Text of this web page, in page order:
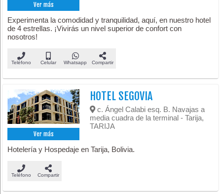
Ver más
Experimenta la comodidad y tranquilidad, aquí, en nuestro hotel
de 4 estrellas. ¡Vivirás un nivel superior de confort con
nosotros!
Teléfono Celular Whatsapp Compartir
Ver más
HOTEL SEGOVIA
c. Ángel Calabi esq. B. Navajas a
media cuadra de la terminal - Tarija,
TARIJA
Hotelería y Hospedaje en Tarija, Bolivia.
Teléfono Compartir